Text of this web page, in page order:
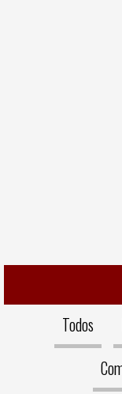
Todos